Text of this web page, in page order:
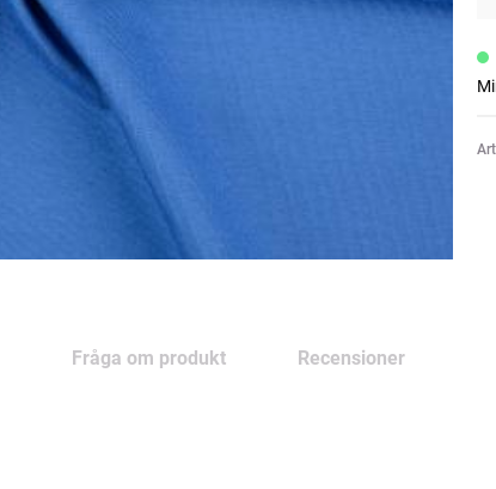
Fråga om produkt Recensioner